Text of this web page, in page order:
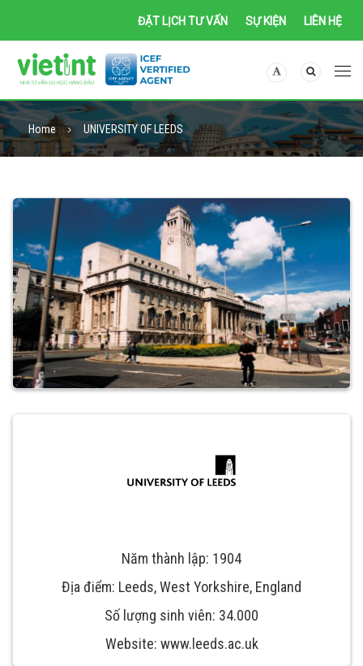
ĐẶT LỊCH TƯ VẤN SỰ KIỆN LIÊN HỆ
Home UNIVERSITY OF LEEDS
Năm thành lập: 1904
Địa điểm: Leeds, West Yorkshire, England
Số lượng sinh viên: 34.000
Website: www.leeds.ac.uk